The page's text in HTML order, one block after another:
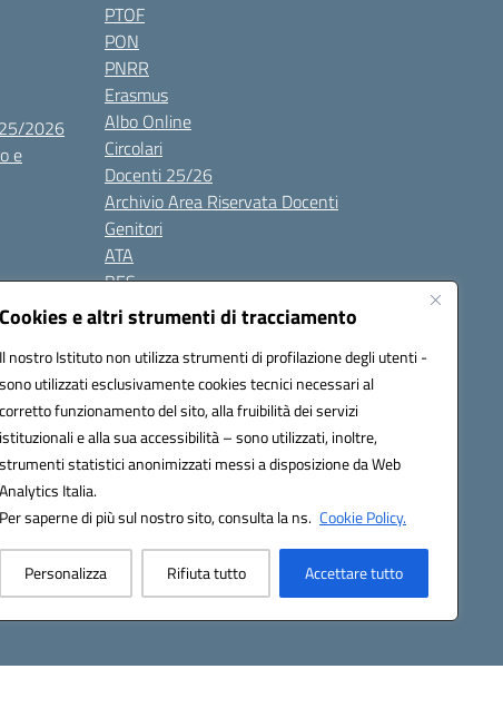
Cookies e altri strumenti di tracciamento
Il nostro Istituto non utilizza strumenti di profilazione degli utenti -
sono utilizzati esclusivamente cookies tecnici necessari al
corretto funzionamento del sito, alla fruibilità dei servizi
istituzionali e alla sua accessibilità – sono utilizzati, inoltre,
strumenti statistici anonimizzati messi a disposizione da Web
Analytics Italia.
Per saperne di più sul nostro sito, consulta la ns. Cookie Policy.
Personalizza Rifiuta tutto Accettare tutto
2026
e
PTOF
PON
PNRR
Erasmus
Albo Online
Circolari
Docenti 25/26
Archivio Area Riservata Docenti
Genitori
ATA
BES
Modulistica
Gallery